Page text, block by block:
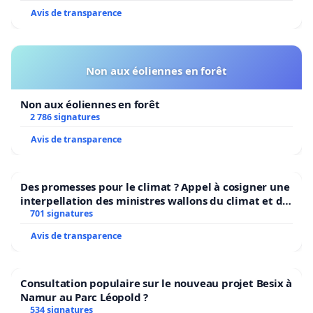
Avis de transparence
Non aux éoliennes en forêt
Non aux éoliennes en forêt
2 786 signatures
Avis de transparence
Des promesses pour le climat ? Appel à cosigner une
interpellation des ministres wallons du climat et de
l’environnement.
701 signatures
Avis de transparence
Consultation populaire sur le nouveau projet Besix à
Namur au Parc Léopold ?
534 signatures